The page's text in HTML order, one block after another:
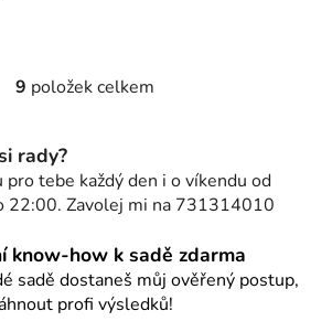
O
á
d
a
í
p
r
9 položek celkem
rady?
pro tebe každý den i o víkendu od
22:00. Zavolej mi na 731314010
know-how k sadě zdarma
sadě dostaneš můj ověřený postup,
profi výsledků!